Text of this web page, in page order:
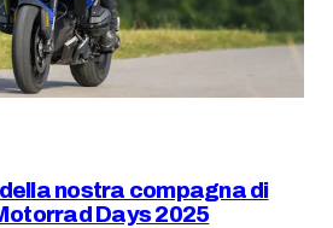
nostra compagna di
Days 2025